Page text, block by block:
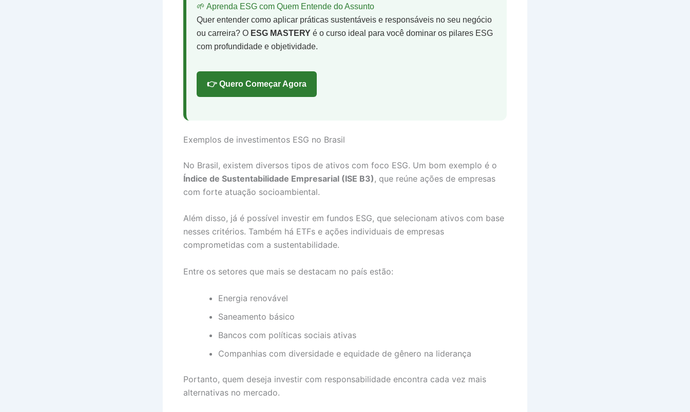
🌱 Aprenda ESG com Quem Entende do Assunto
Quer entender como aplicar práticas sustentáveis e responsáveis no seu negócio
ou carreira? O ESG MASTERY é o curso ideal para você dominar os pilares ESG
com profundidade e objetividade.
👉 Quero Começar Agora
Exemplos de investimentos ESG no Brasil
No Brasil, existem diversos tipos de ativos com foco ESG. Um bom exemplo é o
Índice de Sustentabilidade Empresarial (ISE B3) , que reúne ações de empresas
com forte atuação socioambiental.
Além disso, já é possível investir em fundos ESG, que selecionam ativos com base
nesses critérios. Também há ETFs e ações individuais de empresas
comprometidas com a sustentabilidade.
Entre os setores que mais se destacam no país estão:
Energia renovável
Saneamento básico
Bancos com políticas sociais ativas
Companhias com diversidade e equidade de gênero na liderança
Portanto, quem deseja investir com responsabilidade encontra cada vez mais
alternativas no mercado.